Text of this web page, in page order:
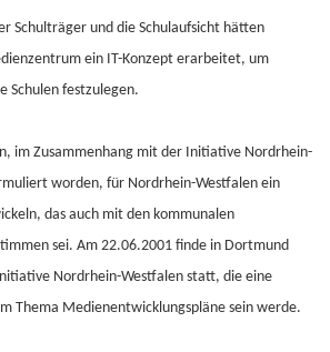
Schulträger und die Schulaufsicht hätten
ein IT-Konzept erarbeitet, um
Schulen festzulegen.
im Zusammenhang mit der Initiative Nordrhein-
worden, für Nordrhein-Westfalen ein
das auch mit den kommunalen
sei. Am 22.06.2001 finde in Dortmund
Nordrhein-Westfalen statt, die eine
Thema Medienentwicklungspläne sein werde.